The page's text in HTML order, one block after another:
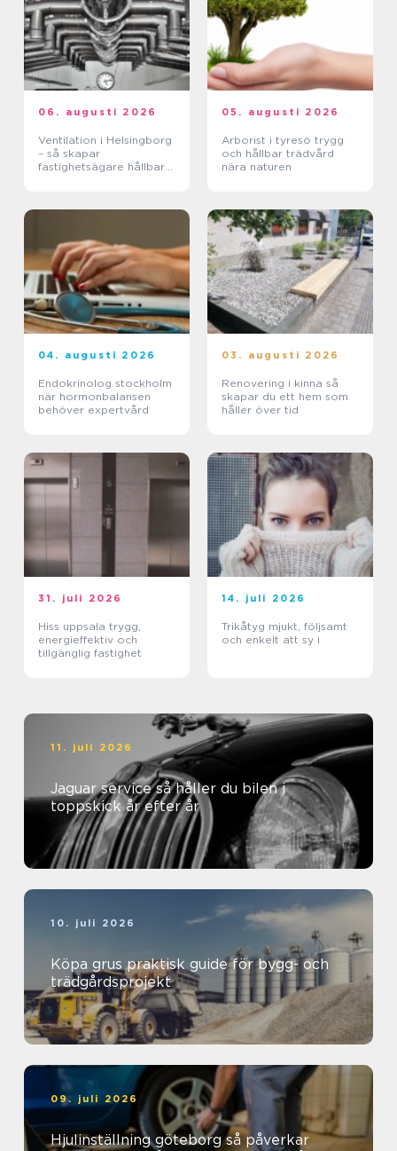
06. augusti 2026
Ventilation i Helsingborg
– så skapar
fastighetsägare hållbara
05. augusti 2026
Arborist i tyresö trygg
och hållbar trädvård
nära naturen
04. augusti 2026
Endokrinolog stockholm
när hormonbalansen
behöver expertvård
03. augusti 2026
Renovering i kinna så
skapar du ett hem som
håller över tid
31. juli 2026
Hiss uppsala trygg,
energieffektiv och
tillgänglig fastighet
14. juli 2026
Trikåtyg mjukt, följsamt
och enkelt att sy i
11. juli 2026
Jaguar service så håller du bilen i
toppskick år efter år
10. juli 2026
Köpa grus praktisk guide för bygg- och
trädgårdsprojekt
09. juli 2026
Hjulinställning göteborg så påverkar